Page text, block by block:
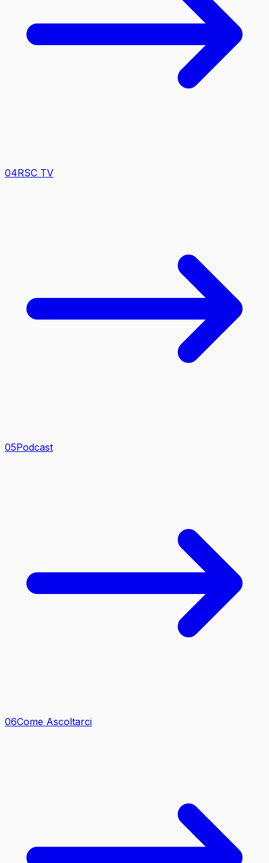
04RSC TV
05Podcast
06Come Ascoltarci